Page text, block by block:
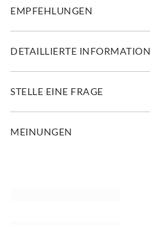
EMPFEHLUNGEN
DETAILLIERTE
STELLE EINE FRAGE
MEINUNGEN